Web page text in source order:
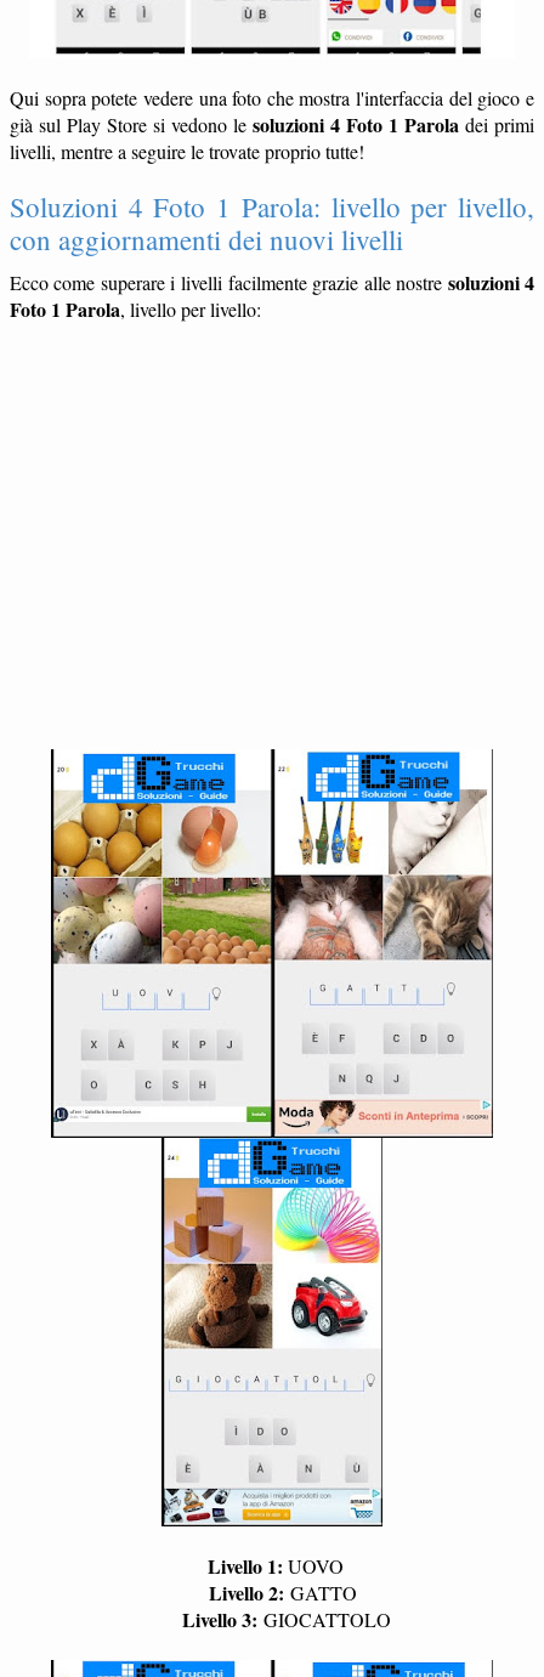
Qui sopra potete vedere una foto che mostra l'interfaccia del gioco e
già sul Play Store si vedono le soluzioni 4 Foto 1 Parola dei primi
livelli, mentre a seguire le trovate proprio tutte!
Soluzioni 4 Foto 1 Parola: livello per livello,
con aggiornamenti dei nuovi livelli
Ecco come superare i livelli facilmente grazie alle nostre soluzioni 4
Foto 1 Parola, livello per livello:
Livello 1: UOVO
Livello 2: GATTO
Livello 3: GIOCATTOLO